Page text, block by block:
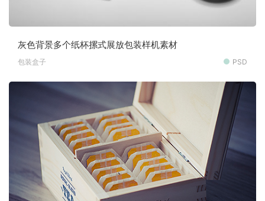
灰色背景多个纸杯摞式展放包装样机素材
包装盒子 PSD